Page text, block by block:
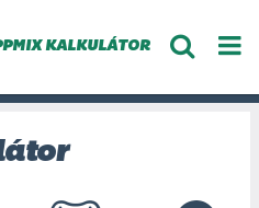
KALKULÁTOR